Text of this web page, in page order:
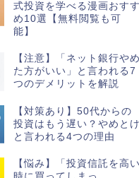
式投資を学べる漫画おすす
め10選【無料閲覧も可
能】
【注意】「ネット銀行やめ
た方がいい」と言われる7
つのデメリットを解説
【対策あり】50代からの
投資はもう遅い？やめとけ
と言われる4つの理由
【悩み】「投資信託を高い